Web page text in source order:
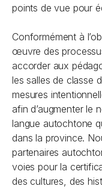
points de vue pour
Conformément à
œuvre des
accorder aux
les salles de classe
mesures
afin d’augmenter le
langue autochtone
dans la province.
partenaires
voies pour la
des cultures, des